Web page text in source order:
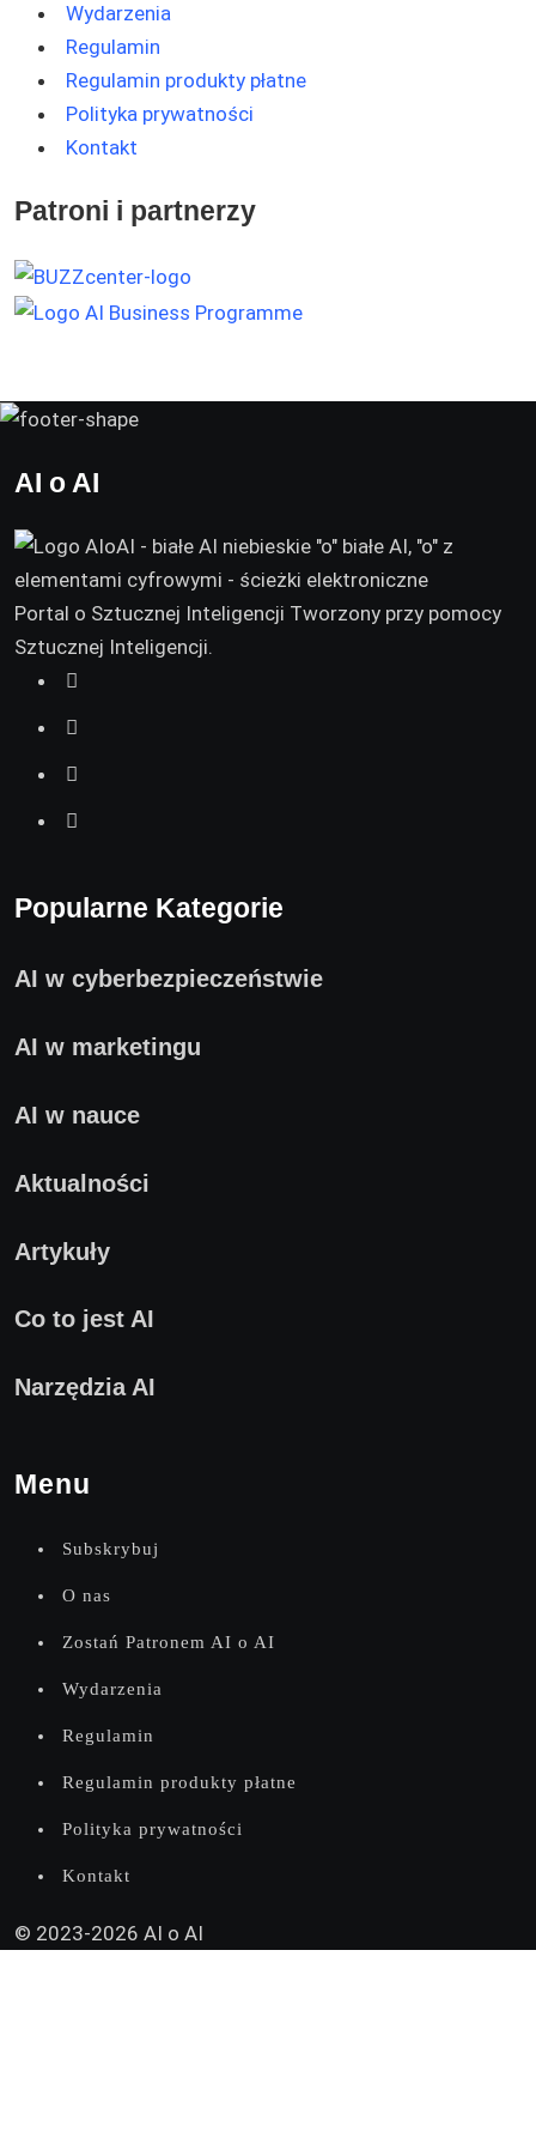
Wydarzenia
Regulamin
Regulamin produkty płatne
Polityka prywatności
Kontakt
Patroni i partnerzy
AI o AI
Portal o Sztucznej Inteligencji Tworzony przy pomocy
Sztucznej Inteligencji.
Popularne Kategorie
AI w cyberbezpieczeństwie
AI w marketingu
AI w nauce
Aktualności
Artykuły
Co to jest AI
Narzędzia AI
Menu
Subskrybuj
O nas
Zostań Patronem AI o AI
Wydarzenia
Regulamin
Regulamin produkty płatne
Polityka prywatności
Kontakt
© 2023-2026 AI o AI